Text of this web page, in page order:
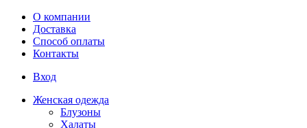
Перейти к основному содержанию
О компании
Доставка
Способ оплаты
Контакты
Вход
Женская одежда
Блузоны
Халаты